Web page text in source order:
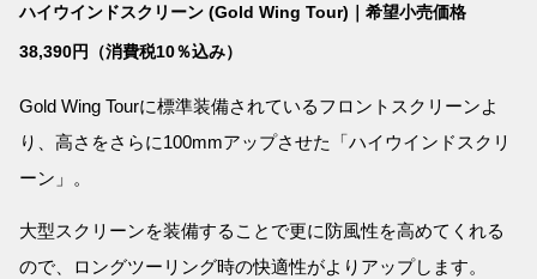
ハイウインドスクリーン (Gold Wing Tour)｜希望小売価格
38,390円（消費税10％込み）
Gold Wing Tourに標準装備されているフロントスクリーンよ
り、高さをさらに100mmアップさせた「ハイウインドスクリ
ーン」。
大型スクリーンを装備することで更に防風性を高めてくれる
ので、ロングツーリング時の快適性がよりアップします。